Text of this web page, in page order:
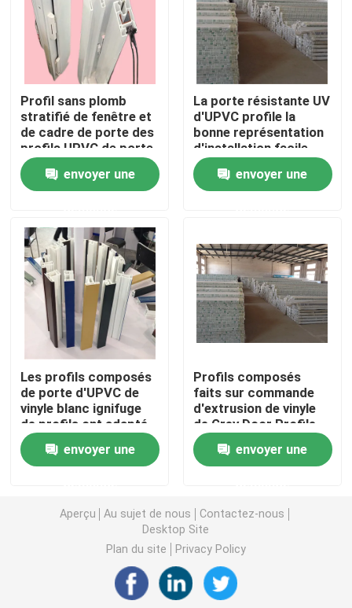
Contrôle de qualité
Contactez-nous
Demandez une citation
Profils de fenêtre d'UPVC
Profils d'extrusion d'UPVC
fenêtre de tissu pour rideaux d'upvc
fenêtre de glissement d'upvc
Porte française d'UPVC
Fenêtre en aluminium de coupure thermique
Portes en aluminium de coupure thermique
Profil sans plomb
stratifié de fenêtre et
de cadre de porte des
profils UPVC de porte
envoyer une
La porte résistante UV
d'UPVC profile la
bonne représentation
d'installation facile
envoyer une
Les profils composés
de porte d'UPVC de
vinyle blanc ignifuge
de profils ont adapté
aux besoins du client
envoyer une
Profils composés
faits sur commande
d'extrusion de vinyle
de Grey Door Profile
Heat Insulation
envoyer une
Aperçu Au sujet de nous
Contactez-nous
Desktop Site
Plan du site
Privacy Policy